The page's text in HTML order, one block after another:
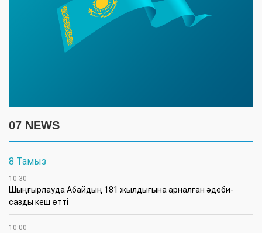
07 NEWS
8 Тамыз
10:30
Шыңғырлауда Абайдың 181 жылдығына арналған әдеби-
сазды кеш өтті
10:00